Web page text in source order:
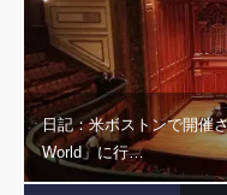
日記：米ボストンで開催
World」に行…